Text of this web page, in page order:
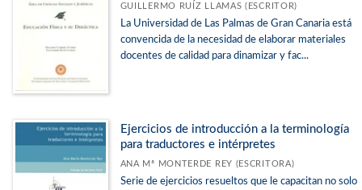
GUILLERMO RUÍZ LLAMAS (ESCRITOR)
La Universidad de Las Palmas de Gran Canaria está
convencida de la necesidad de elaborar materiales
docentes de calidad para dinamizar y fac...
Ejercicios de introducción a la terminología
para traductores e intérpretes
ANA Mª MONTERDE REY (ESCRITORA)
Serie de ejercicios resueltos que le capacitan no solo